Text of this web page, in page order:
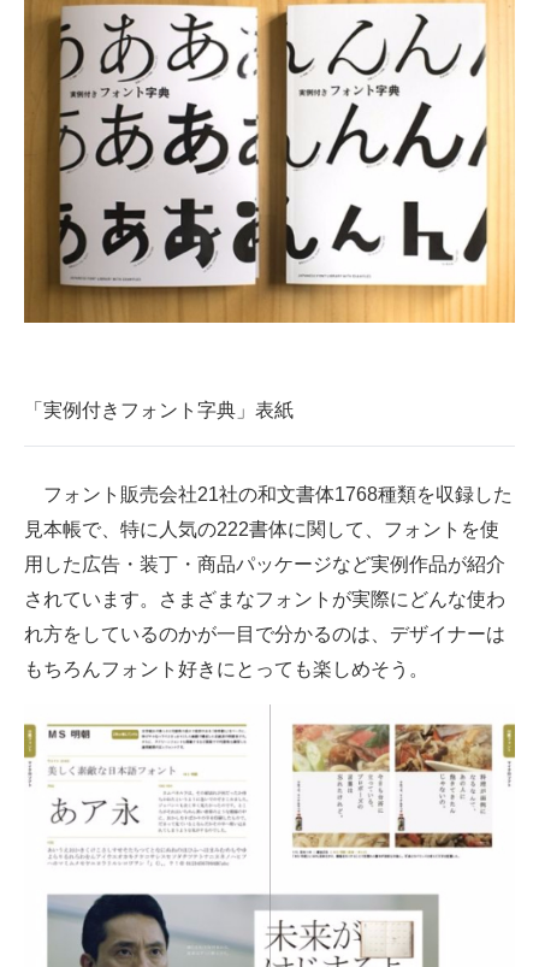
進化するPCとデバイスの未来
好きが集まる 比べて選べる
ビジネスと働き方のヒント
AI活用のいまが分かる
企業ITのトレンドを詳説
経営リーダーのコミュニティ
ITエンジニア向け専門サイト
IT製品の技術・比較・事例
製造業のIT導入・活用を支援
モノづくり技術者専門サイト
エレクトロニクス専門サイト
エネルギーの専門メディア
建設×テクノロジーの最前線
ちょっと気になるネットの話題
「実例付きフォント字典」表紙
フォント販売会社21社の和文書体1768種類を収録した
見本帳で、特に人気の222書体に関して、フォントを使
用した広告・装丁・商品パッケージなど実例作品が紹介
されています。さまざまなフォントが実際にどんな使わ
れ方をしているのかが一目で分かるのは、デザイナーは
もちろんフォント好きにとっても楽しめそう。